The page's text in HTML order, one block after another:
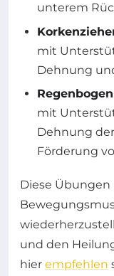
unterem
mit
Dehnung
mit
Dehnung
Förderung
Diese
und den
hier empfehlen